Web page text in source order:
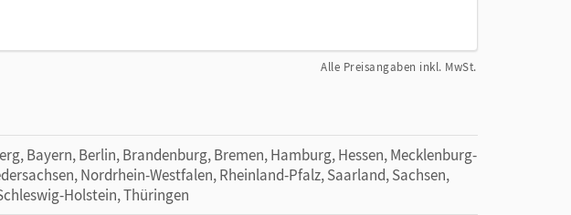
Alle Preisangaben inkl. MwSt.
Bayern, Berlin, Brandenburg, Bremen, Hamburg, Hessen, Mecklenburg-
Nordrhein-Westfalen, Rheinland-Pfalz, Saarland, Sachsen,
Holstein, Thüringen